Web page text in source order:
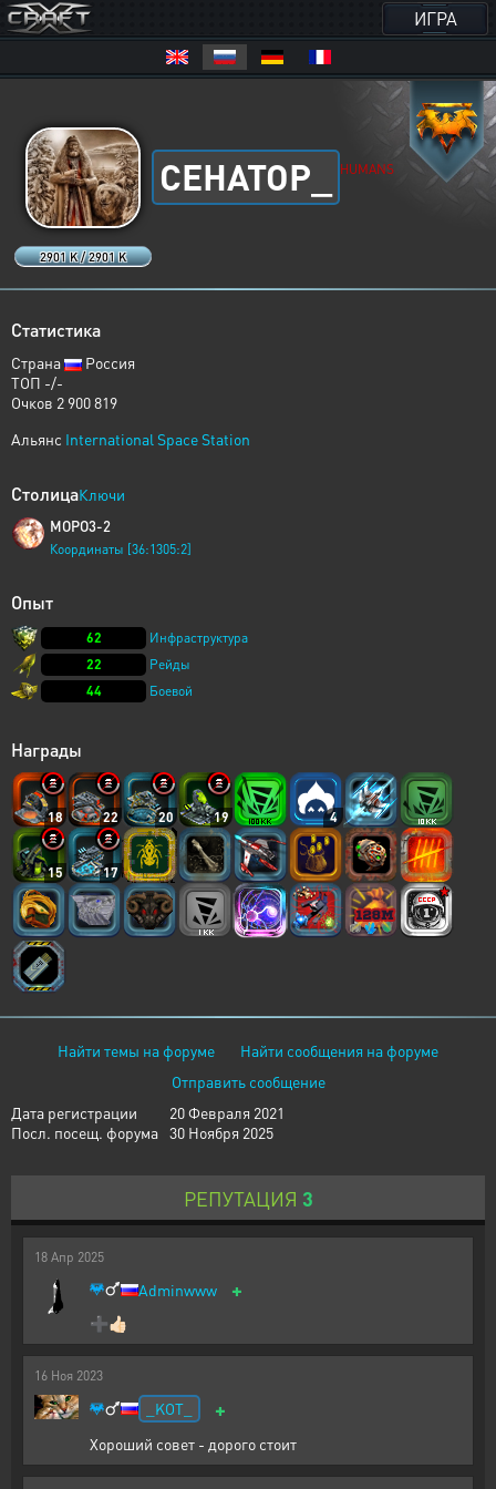
ИГРА
2901 K / 2901 K
CEHATOP_ HUMANS
Статистика
Страна
Россия
ТОП -/-
Очков 2 900 819
Альянс International Space Station
СтолицаКлючи
MOPO3-2
Координаты [36:1305:2]
Опыт
62
Инфраструктура
22
Рейды
44
Боевой
Награды
18 22 20 19 4
15 17
Найти темы на форуме
Найти сообщения на форуме
Отправить сообщение
Дата регистрации
20 Февраля 2021
Посл. посещ. форума 30 Ноября 2025
РЕПУТАЦИЯ 3
18 Апр 2025
Adminwww +
➕👍🏻
16 Ноя 2023
_KOT_ +
Хороший совет - дорого стоит